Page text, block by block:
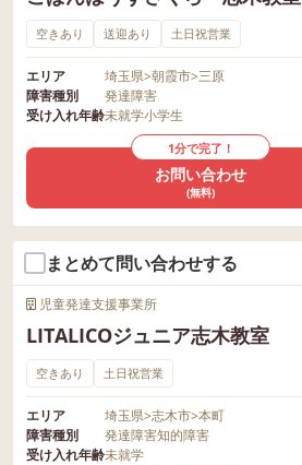
空きあり 送迎あり 土日祝営業
エリア 埼玉県>朝霞市>三原
障害種別
発達障害
受け入れ年齢未就学小学生
1分で完了！
お問い合わせ
(無料)
まとめて問い合わせする
児童発達支援事業所
LITALICOジュニア志木教室
空きあり 土日祝営業
エリア 埼玉県>志木市>本町
障害種別
発達障害知的障害
受け入れ年齢未就学